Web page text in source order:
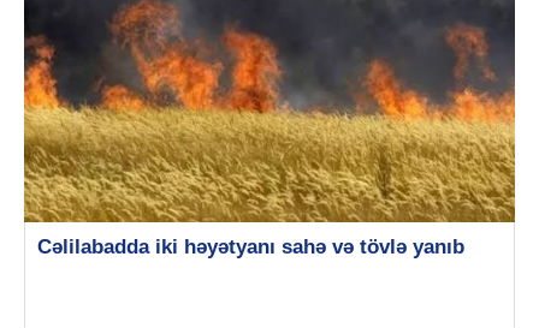
Cəlilabadda iki həyətyanı sahə və tövlə yanıb